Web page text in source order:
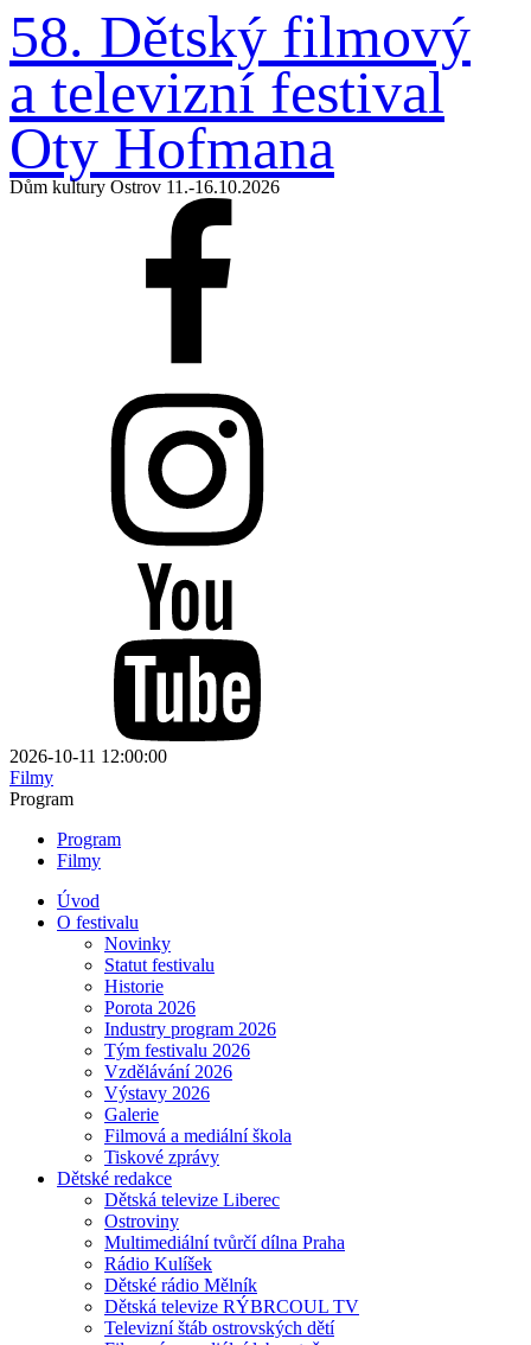
58. Dětský filmový
a televizní festival
Oty Hofmana
Dům kultury Ostrov 11.-16.10.2026
2026-10-11 12:00:00
Filmy
Program
Program
Filmy
Úvod
O festivalu
Novinky
Statut festivalu
Historie
Porota 2026
Industry program 2026
Tým festivalu 2026
Vzdělávání 2026
Výstavy 2026
Galerie
Filmová a mediální škola
Tiskové zprávy
Dětské redakce
Dětská televize Liberec
Ostroviny
Multimediální tvůrčí dílna Praha
Rádio Kulíšek
Dětské rádio Mělník
Dětská televize RÝBRCOUL TV
Televizní štáb ostrovských dětí